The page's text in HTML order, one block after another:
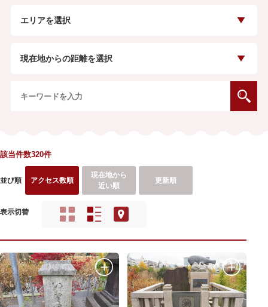
エリアを選択
現在地からの距離を選択
該当件数320件
並び順 アクセス数順
現在地から
近い順
更新順
表示切替